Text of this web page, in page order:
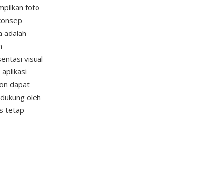
foto
adalah
visual
dapat
oleh
tetap